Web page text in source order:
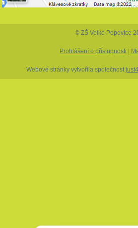
© ZŠ Velké Popovice
Prohlášení o přístupnosti
Webové stránky vytvořila společnost